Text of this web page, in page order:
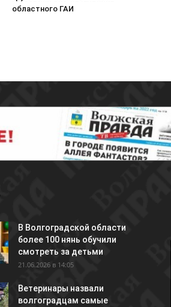
областного ГАИ
В Волгоградской области
более 100 нянь обучили
смотреть за детьми
21.06.2026 в 14:05
Ветеринары назвали
волгоградцам самые